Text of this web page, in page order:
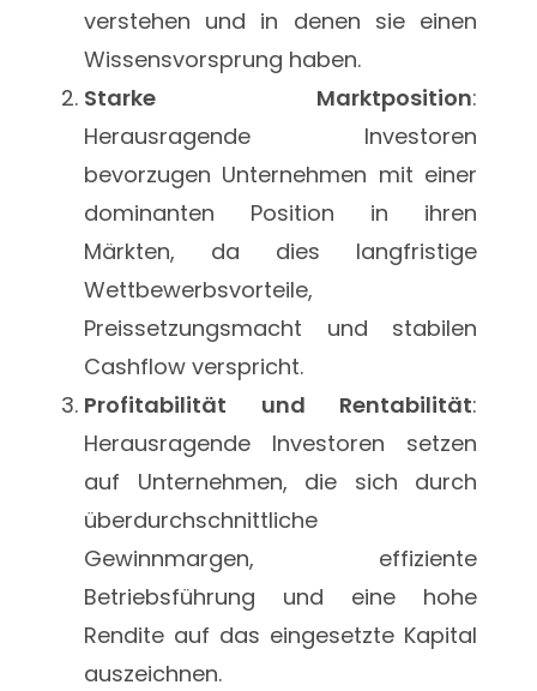
verstehen und in denen sie einen
Wissensvorsprung haben.
Starke Marktposition:
Herausragende Investoren
bevorzugen Unternehmen mit einer
dominanten Position in ihren
Märkten, da dies langfristige
Wettbewerbsvorteile,
Preissetzungsmacht und stabilen
Cashflow verspricht.
Profitabilität und Rentabilität:
Herausragende Investoren setzen
auf Unternehmen, die sich durch
überdurchschnittliche
Gewinnmargen, effiziente
Betriebsführung und eine hohe
Rendite auf das eingesetzte Kapital
auszeichnen.